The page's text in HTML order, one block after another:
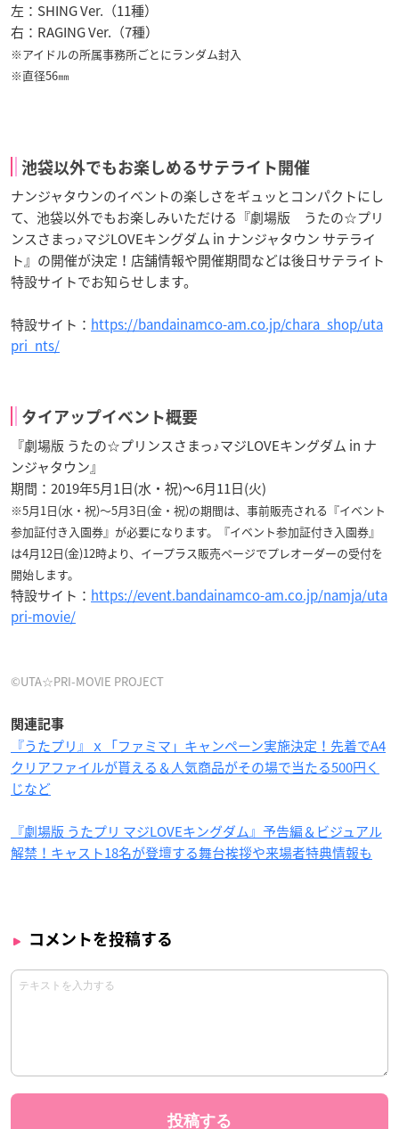
左：SHING Ver.（11種）
右：RAGING Ver.（7種）
※アイドルの所属事務所ごとにランダム封入
※直径56㎜
池袋以外でもお楽しめるサテライト開催
ナンジャタウンのイベントの楽しさをギュッとコンパクトにし
て、池袋以外でもお楽しみいただける『劇場版 うたの☆プリ
ンスさまっ♪マジLOVEキングダム in ナンジャタウン サテライ
ト』の開催が決定！店舗情報や開催期間などは後日サテライト
特設サイトでお知らせします。
特設サイト： https://bandainamco-am.co.jp/chara_shop/uta
pri_nts/
タイアップイベント概要
『劇場版 うたの☆プリンスさまっ♪マジLOVEキングダム in ナ
ンジャタウン』
期間：2019年5月1日(水・祝)～6月11日(火)
※5月1日(水・祝)～5月3日(金・祝)の期間は、事前販売される『イベント
参加証付き入園券』が必要になります。
『イベント参加証付き入園券』
は4月12日(金)12時より、イープラス販売ページでプレオーダーの受付を
開始します。
特設サイト： https://event.bandainamco-am.co.jp/namja/uta
pri-movie/
©UTA☆PRI-MOVIE PROJECT
関連記事
『うたプリ』ｘ「ファミマ」キャンペーン実施決定！先着でA4
クリアファイルが貰える＆人気商品がその場で当たる500円く
じなど
『劇場版 うたプリ マジLOVEキングダム』予告編＆ビジュアル
解禁！キャスト18名が登壇する舞台挨拶や来場者特典情報も
コメントを投稿する